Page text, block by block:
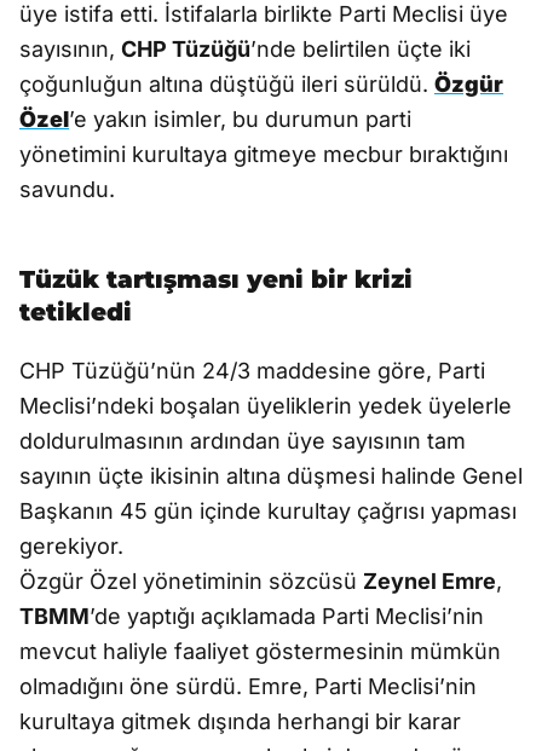
üye istifa etti. İstifalarla birlikte Parti Meclisi üye
sayısının, CHP Tüzüğü’nde belirtilen üçte iki
çoğunluğun altına düştüğü ileri sürüldü. Özgür
Özel’e yakın isimler, bu durumun parti
yönetimini kurultaya gitmeye mecbur bıraktığını
savundu.
Tüzük tartışması yeni bir krizi
tetikledi
CHP Tüzüğü’nün 24/3 maddesine göre, Parti
Meclisi’ndeki boşalan üyeliklerin yedek üyelerle
doldurulmasının ardından üye sayısının tam
sayının üçte ikisinin altına düşmesi halinde Genel
Başkanın 45 gün içinde kurultay çağrısı yapması
gerekiyor.
Özgür Özel yönetiminin sözcüsü Zeynel Emre,
TBMM’de yaptığı açıklamada Parti Meclisi’nin
mevcut haliyle faaliyet göstermesinin mümkün
olmadığını öne sürdü. Emre, Parti Meclisi’nin
kurultaya gitmek dışında herhangi bir karar